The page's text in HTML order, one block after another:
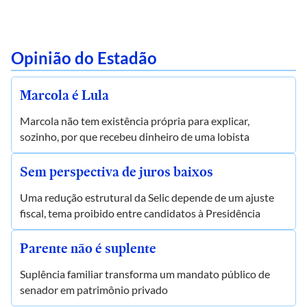
Opinião do Estadão
Marcola é Lula
Marcola não tem existência própria para explicar,
sozinho, por que recebeu dinheiro de uma lobista
Sem perspectiva de juros baixos
Uma redução estrutural da Selic depende de um ajuste
fiscal, tema proibido entre candidatos à Presidência
Parente não é suplente
Suplência familiar transforma um mandato público de
senador em patrimônio privado